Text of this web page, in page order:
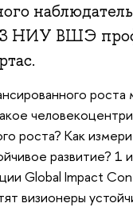
НИУ ВШЭ
роста
роста? Как
развитие? 1
Global Impact
визионеры